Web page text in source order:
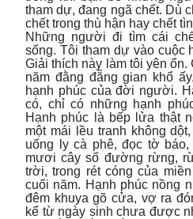
tham dự, đang ngã chết. Dù
chết trong thù hận hay chết
Những người đi tìm cái
sống. Tôi tham dự vào cuộc
Giải thích này làm tôi yên
năm đằng đẵng gian khổ
hạnh phúc của đời người.
có, chỉ có những hạnh
Hạnh phúc là bếp lửa thật
một mái lều tranh không
uống ly cà phê, đọc tờ
mươi cây số đường rừng,
trời, trong rét cóng của
cuối năm. Hạnh phúc nồng
đêm khuya gõ cửa, vợ ra
kể từ ngày sinh chưa được